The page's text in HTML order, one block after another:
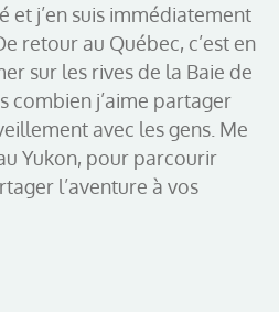
j’en suis immédiatement
retour au Québec, c’est en
sur les rives de la Baie de
combien j’aime partager
avec les gens. Me
Yukon, pour parcourir
l’aventure à vos